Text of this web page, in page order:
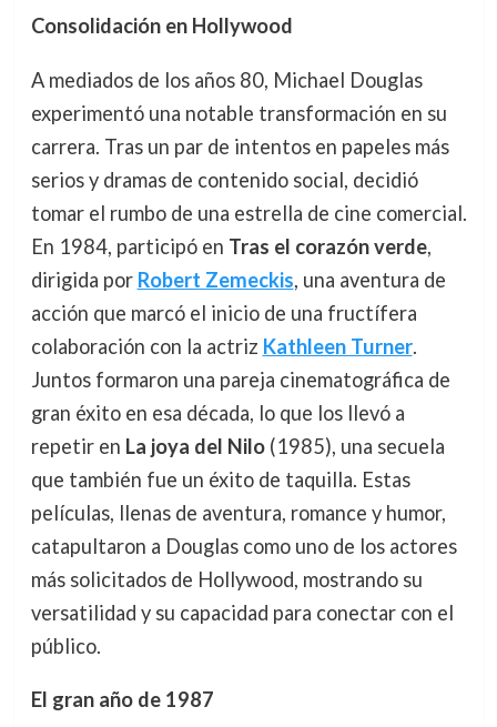
Consolidación en Hollywood
A mediados de los años 80, Michael Douglas
experimentó una notable transformación en su
carrera. Tras un par de intentos en papeles más
serios y dramas de contenido social, decidió
tomar el rumbo de una estrella de cine comercial.
En 1984, participó en Tras el corazón verde,
dirigida por Robert Zemeckis, una aventura de
acción que marcó el inicio de una fructífera
colaboración con la actriz Kathleen Turner.
Juntos formaron una pareja cinematográfica de
gran éxito en esa década, lo que los llevó a
repetir en La joya del Nilo(1985), una secuela
que también fue un éxito de taquilla. Estas
películas, llenas de aventura, romance y humor,
catapultaron a Douglas como uno de los actores
más solicitados de Hollywood, mostrando su
versatilidad y su capacidad para conectar con el
público.
El gran año de 1987